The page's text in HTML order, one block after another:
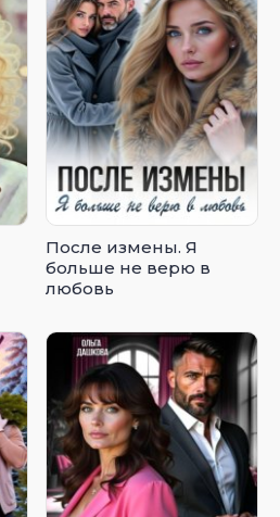
После измены. Я
больше не верю в
любовь